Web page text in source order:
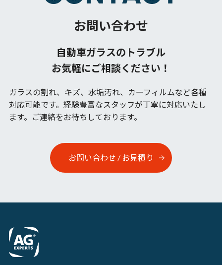
お問い合わせ
自動車ガラスのトラブル
お気軽にご相談ください！
ガラスの割れ、キズ、水垢汚れ、カーフィルムなど各種
対応可能です。 経験豊富なスタッフが丁寧に対応いたし
ます。ご連絡をお待ちしております。
お問い合わせ / お見積り